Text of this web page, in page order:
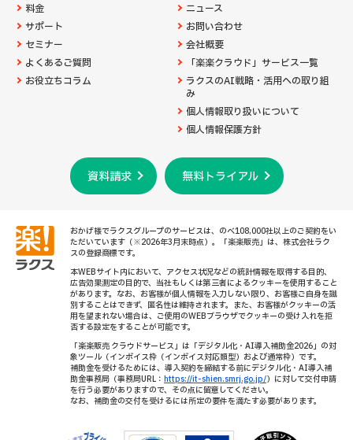
料金
サポート
セミナー
よくあるご質問
お役立ちコラム
ニュース
お問い合わせ
会社概要
「楽楽クラウド」サービス一覧
ラクスのAI戦略・活用への取り組
み
個人情報取り扱いについて
個人情報保護方針
資料請求 無料トライアル
おかげ様でラクスグループのサービスは、のべ108,000社以上のご契約をい
ただいています（※2026年3月末時点）。「楽楽販売」は、株式会社ラク
スの登録商標です。
本WEBサイト内において、アクセス状況などの統計情報を取得する目的、
広告効果測定の目的で、当社もしくは第三者によるクッキーを使用すること
があります。なお、お客様が個人情報を入力しない限り、お客様ご自身を識
別することはできず、匿名性は維持されます。また、お客様がクッキーの活
用を望まれない場合は、ご使用のWEBブラウザでクッキーの受け入れを拒
否する設定をすることが可能です。
「楽楽販売 クラウドサービス」は「デジタル化・AI導入補助金2026」の対
象ツール（インボイス枠（インボイス対応類型）および通常枠）です。
補助金を受けるためには、導入契約を締結する前にデジタル化・AI導入補
助金事務局（事務局URL： https://it-shien.smrj.go.jp/）に対して交付申請
を行う必要がありますので、その点に留意してください。
なお、補助金の交付を受けるには所定の要件を満たす必要があります。